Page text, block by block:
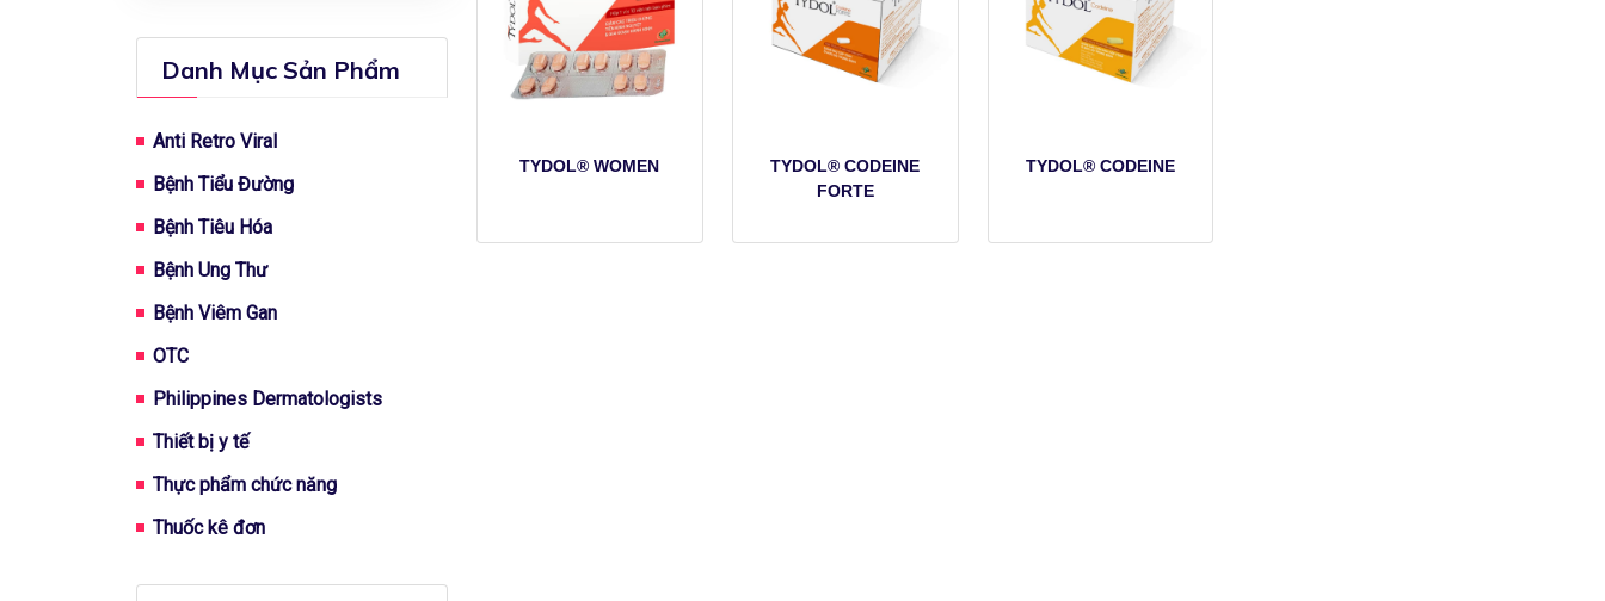
Danh Mục Sản Phẩm
Anti Retro Viral
Bệnh Tiểu Đường
Bệnh Tiêu Hóa
Bệnh Ung Thư
Bệnh Viêm Gan
OTC
Philippines Dermatologists
Thiết bị y tế
Thực phẩm chức năng
Thuốc kê đơn
TYDOL® WOMEN
TYDOL® CODEINE
FORTE
TYDOL® CODEINE